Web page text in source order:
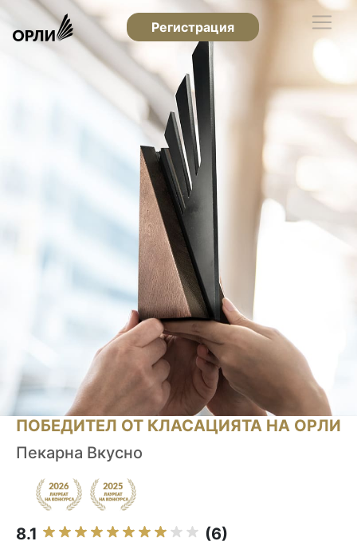
Регистрация
ПОБЕДИТЕЛ ОТ КЛАСАЦИЯТА НА ОРЛИ
Пекарна Вкусно
8.1 (6)